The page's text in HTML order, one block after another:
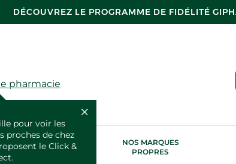
DÉCOUVREZ LE PROGRAMME DE FIDÉLITÉ
pharmacie
pour voir les
proches de chez
le Click &
NOS SERVICES
SANTÉ
NOS MARQUES
PROPRES